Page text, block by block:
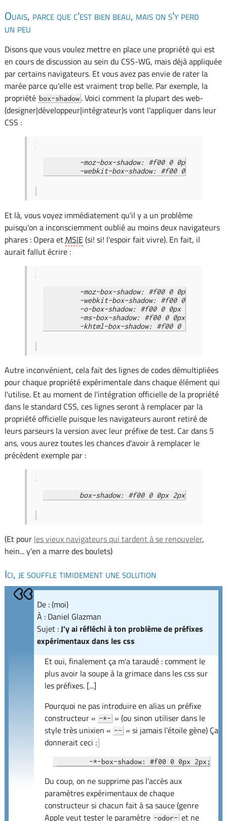
Ouais, parce que c'est bien beau, mais on s'y perd
un peu
Disons que vous voulez mettre en place une propriété qui est
en cours de discussion au sein du CSS-WG, mais déjà appliquée
par certains navigateurs. Et vous avez pas envie de rater la
marée parce qu'elle est vraiment trop belle. Par exemple, la
propriété box-shadow. Voici comment la plupart des web-
(designer|développeur|intégrateur)s vont l'appliquer dans leur
CSS :
Et là, vous voyez immédiatement qu'il y a un problème
puisqu'on a inconsciemment oublié au moins deux navigateurs
phares : Opera et MSIE (si! si! l'espoir fait vivre). En fait, il
aurait fallut écrire :
Autre inconvénient, cela fait des lignes de codes démultipliées
pour chaque propriété expérimentale dans chaque élément qui
l'utilise. Et au moment de l'intégration officielle de la propriété
dans le standard CSS, ces lignes seront à remplacer par la
propriété officielle puisque les navigateurs auront retiré de
leurs parseurs la version avec leur préfixe de test. Car dans 5
ans, vous aurez toutes les chances d'avoir à remplacer le
précédent exemple par :
(Et pour les vieux navigateurs qui tardent à se renouveler,
hein... y'en a marre des boulets)
Ici, je souffle timidement une solution
De : (moi)
À : Daniel Glazman
Sujet :J'y ai réfléchi à ton problème de préfixes
expérimentaux dans les css
Et oui, finalement ça m'a taraudé : comment le
plus avoir la soupe à la grimace dans les css sur
les préfixes. [...]
Pourquoi ne pas introduire en alias un préfixe
constructeur « -*- » (ou sinon utiliser dans le
style très unixien « -- » si jamais l'étoile gène) Ça
donnerait ceci :
Du coup, on ne supprime pas l'accès aux
paramètres expérimentaux de chaque
constructeur si chacun fait à sa sauce (genre
Apple veut tester le paramètre -odor- et ne